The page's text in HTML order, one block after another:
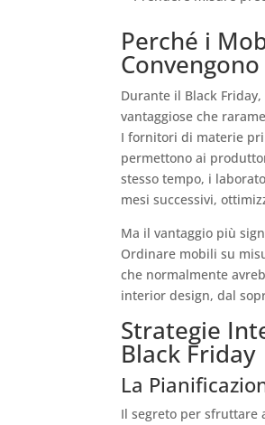
Perché i
Durante il Black
vantaggiose che
I fornitori di materie
permettono ai
stesso tempo, i
mesi successivi,
Ma il vantaggio più
Ordinare mobili su
che normalmente
interior design, dal
Strategie
Black Friday
La
Il segreto per sfruttare